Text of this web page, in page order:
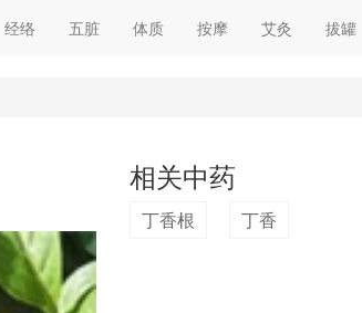
经络 五脏 体质 按摩 艾灸 拔罐
相关中药
丁香根 丁香